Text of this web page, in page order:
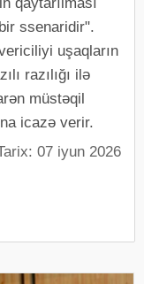
ssenaridir".
uşaqların
razılığı ilə
müstəqil
icazə verir.
07 iyun 2026